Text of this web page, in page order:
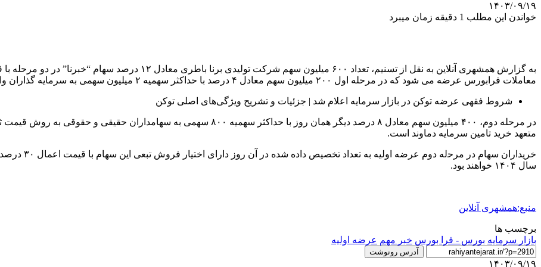
۱۴۰۳/۰۹/۱۹
خواندن این مطلب 1 دقیقه زمان میبرد
معاملات فرابورس عرضه می شود که در مرحله اول ۲۰۰ میلیون سهم معادل ۴ درصد با حداکثر سهمیه ۲ میلیون سهمی به سرمایه گذاران واجد شرایط به روش حراج عرضه می‌شود.
شروط فقهی عرضه توکن در بازار سرمایه اعلام شد | جزئیات و تشریح ویژگی‌های اصلی توکن
در مرحله دوم، ۴۰۰ میلیون سهم معادل ۸ درصد دیگر همان روز با حداکثر سهمیه ۸۰۰
متعهد خرید تامین سرمایه دماوند است.
سال ۱۴۰۴ ﺧﻮاﻫﻨﺪ ﺑﻮد.
منبع:همشهری آنلاین
برچسب ها
بازار سرمایه بورس - فرا بورس خبر مهم عرضه اولیه
آدرس رونوشت
۱۴۰۳/۰۹/۱۹